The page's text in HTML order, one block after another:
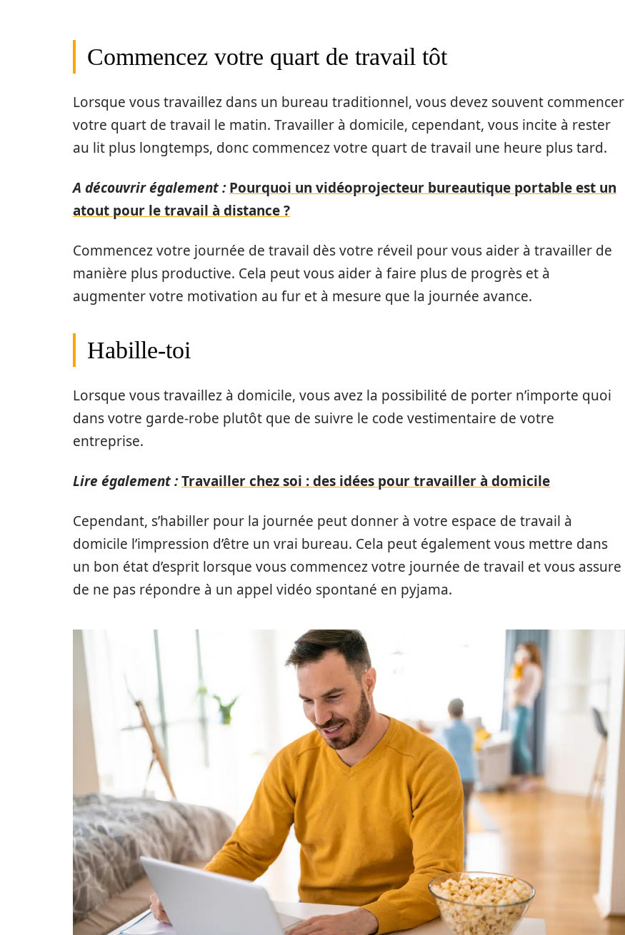
Commencez votre quart de travail tôt
Lorsque vous travaillez dans un bureau traditionnel, vous devez souvent commencer
votre quart de travail le matin. Travailler à domicile, cependant, vous incite à rester
au lit plus longtemps, donc commencez votre quart de travail une heure plus tard.
A découvrir également : Pourquoi un vidéoprojecteur bureautique portable est un
atout pour le travail à distance ?
Commencez votre journée de travail dès votre réveil pour vous aider à travailler de
manière plus productive. Cela peut vous aider à faire plus de progrès et à
augmenter votre motivation au fur et à mesure que la journée avance.
Habille-toi
Lorsque vous travaillez à domicile, vous avez la possibilité de porter n’importe quoi
dans votre garde-robe plutôt que de suivre le code vestimentaire de votre
entreprise.
Lire également :Travailler chez soi : des idées pour travailler à domicile
Cependant, s’habiller pour la journée peut donner à votre espace de travail à
domicile l’impression d’être un vrai bureau. Cela peut également vous mettre dans
un bon état d’esprit lorsque vous commencez votre journée de travail et vous assure
de ne pas répondre à un appel vidéo spontané en pyjama.